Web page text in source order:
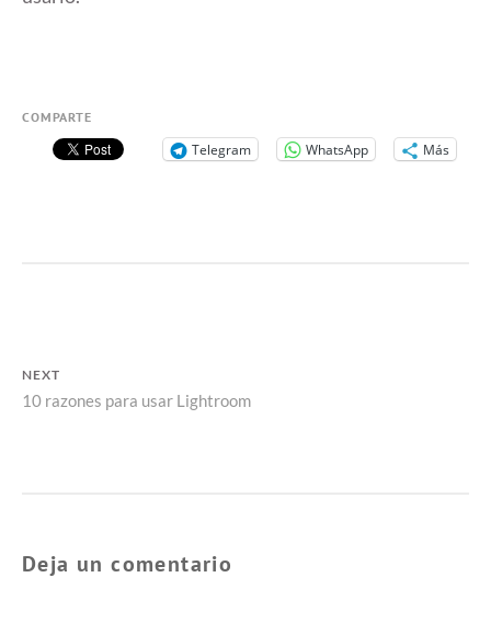
COMPARTE
Telegram WhatsApp Más
DE
NEXT
Next
10 razones para usar Lightroom
Deja un comentario